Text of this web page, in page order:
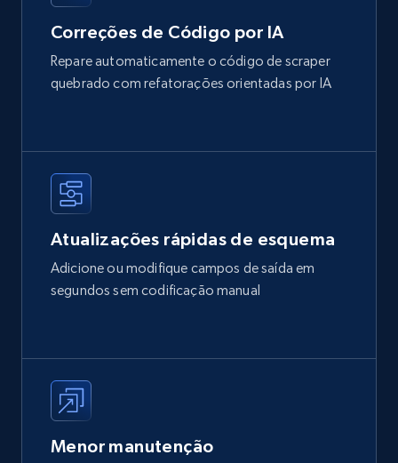
Correções de Código por IA
Repare automaticamente o código de scraper
quebrado com refatorações orientadas por IA
Atualizações rápidas de esquema
Adicione ou modifique campos de saída em
segundos sem codificação manual
Menor manutenção